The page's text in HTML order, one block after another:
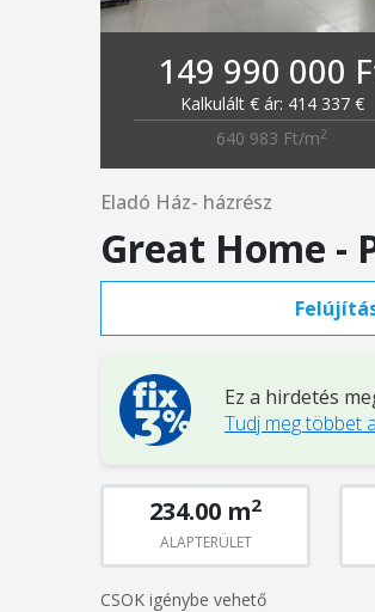
149 990 000
Kalkulált € ár: 414 337 €
640 983 Ft/m2
Eladó Ház- házrész
Great Home -
Ez a hirdetés
Tudj meg többet
234.00 m2
ALAPTERÜLET
CSOK igénybe vehető